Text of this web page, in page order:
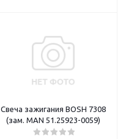
Свеча зажигания BOSH 7308
(зам. MAN 51.25923-0059)